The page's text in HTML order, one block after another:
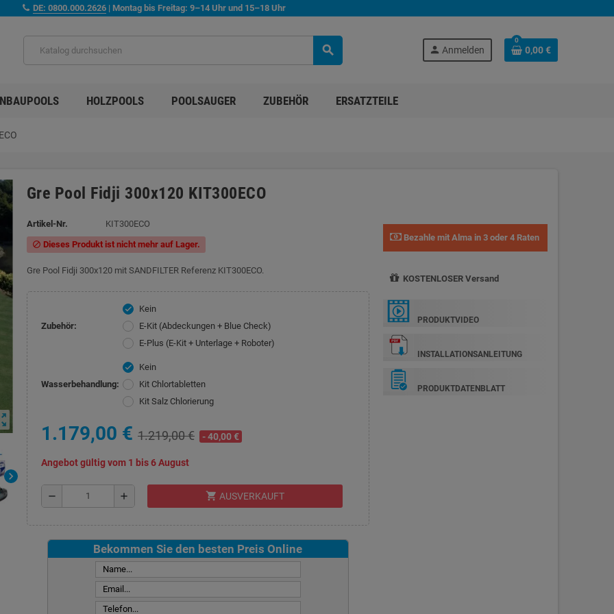
DE: 0800.000.2626| Montag bis Freitag: 9–14 Uhr und 15–18 Uhr
search person Anmelden
0
0,00 €
HOLZPOOLS POOLSAUGER ZUBEHÖR ERSATZTEILE
chevron_right
Gre Pool Fidji 300x120 KIT300ECO
Artikel-Nr. KIT300ECO
block Dieses Produkt ist nicht mehr auf Lager.
Gre Pool Fidji 300x120 mit SANDFILTER Referenz KIT300ECO.
Zubehör:
check
Kein
E-Kit (Abdeckungen + Blue Check)
E-Plus (E-Kit + Unterlage + Roboter)
Wasserbehandlung:
check
Kein
Kit Chlortabletten
Kit Salz Chlorierung
1.179,00 € 1.219,00 € - 40,00 €
Angebot gültig vom 1 bis 6 August
remove add shopping_cart AUSVERKAUFT
Bekommen Sie den besten Preis Online
Bezahle mit Alma in 3 oder 4 Raten
KOSTENLOSER Versand
PRODUKTVIDEO
INSTALLATIONSANLEITUNG
PRODUKTDATENBLATT